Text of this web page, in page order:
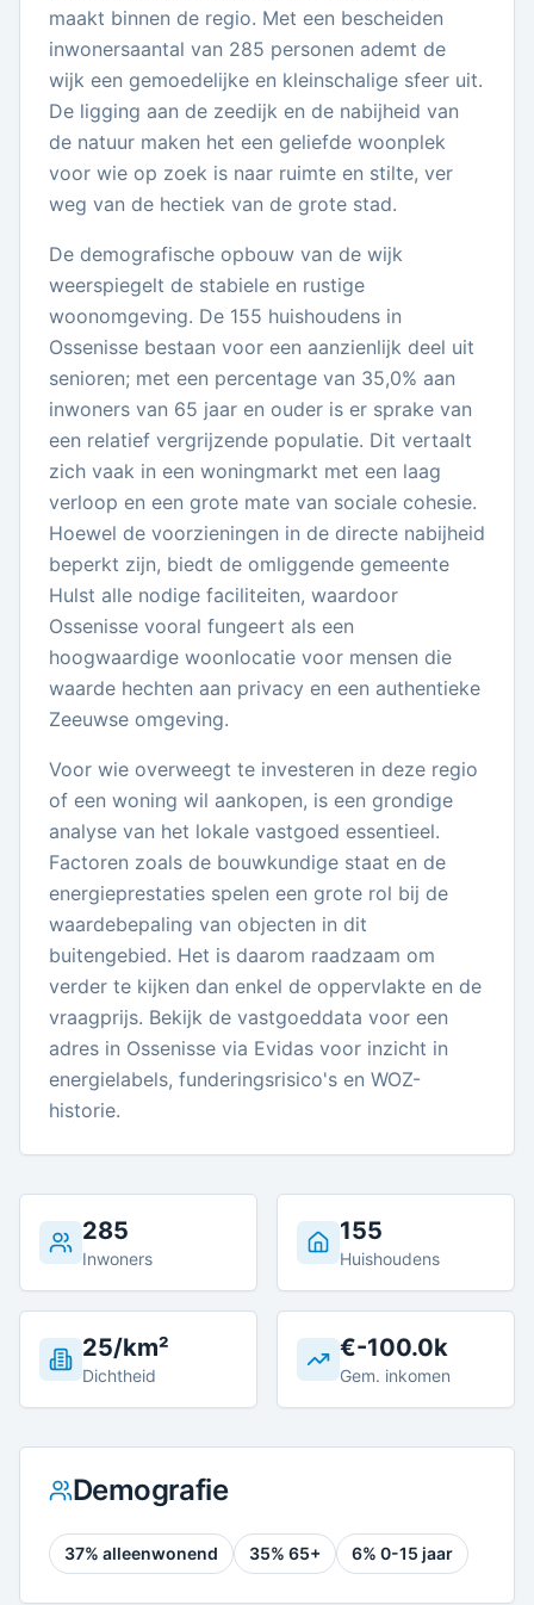
maakt binnen de regio. Met een bescheiden
inwonersaantal van 285 personen ademt de
wijk een gemoedelijke en kleinschalige sfeer uit.
De ligging aan de zeedijk en de nabijheid van
de natuur maken het een geliefde woonplek
voor wie op zoek is naar ruimte en stilte, ver
weg van de hectiek van de grote stad.
De demografische opbouw van de wijk
weerspiegelt de stabiele en rustige
woonomgeving. De 155 huishoudens in
Ossenisse bestaan voor een aanzienlijk deel uit
senioren; met een percentage van 35,0% aan
inwoners van 65 jaar en ouder is er sprake van
een relatief vergrijzende populatie. Dit vertaalt
zich vaak in een woningmarkt met een laag
verloop en een grote mate van sociale cohesie.
Hoewel de voorzieningen in de directe nabijheid
beperkt zijn, biedt de omliggende gemeente
Hulst alle nodige faciliteiten, waardoor
Ossenisse vooral fungeert als een
hoogwaardige woonlocatie voor mensen die
waarde hechten aan privacy en een authentieke
Zeeuwse omgeving.
Voor wie overweegt te investeren in deze regio
of een woning wil aankopen, is een grondige
analyse van het lokale vastgoed essentieel.
Factoren zoals de bouwkundige staat en de
energieprestaties spelen een grote rol bij de
waardebepaling van objecten in dit
buitengebied. Het is daarom raadzaam om
verder te kijken dan enkel de oppervlakte en de
vraagprijs. Bekijk de vastgoeddata voor een
adres in Ossenisse via Evidas voor inzicht in
energielabels, funderingsrisico's en WOZ-
historie.
285
Inwoners
155
Huishoudens
25/km²
Dichtheid
€-100.0k
Gem. inkomen
Demografie
37% alleenwonend 35% 65+ 6% 0-15 jaar